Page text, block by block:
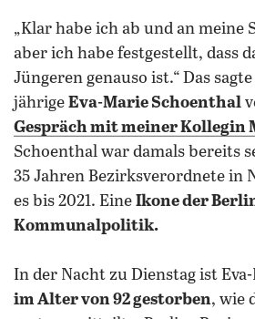
„Klar habe ich ab und an meine
aber ich habe festgestellt, dass
Jüngeren genauso ist.“ Das
jährige Eva-Marie Schoenthal
Gespräch mit meiner Kollegin
Schoenthal war damals bereits
35 Jahren Bezirksverordnete in
es bis 2021. Eine Ikone der
Kommunalpolitik.
In der Nacht zu Dienstag ist
im Alter von 92 gestorben, wie